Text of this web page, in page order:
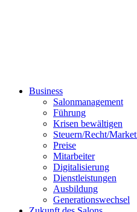
Business
Salonmanagement
Führung
Krisen bewältigen
Steuern/Recht/
Preise
Mitarbeiter
Digitalisierung
Dienstleistungen
Ausbildung
Generationswechsel